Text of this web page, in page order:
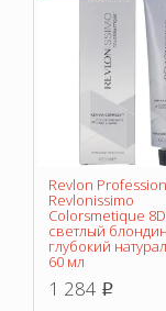
Revlon
Revlonissimo
Colorsmetique
светлый блондин
глубокий
60 мл
1 284 p